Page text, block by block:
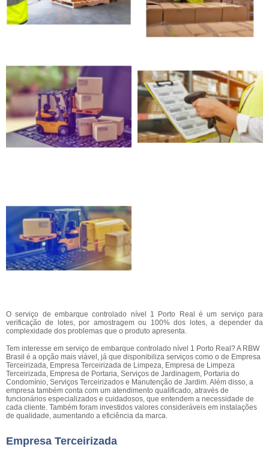
O serviço de embarque controlado nível 1 Porto Real é um serviço para
verificação de lotes, por amostragem ou 100% dos lotes, a depender da
complexidade dos problemas que o produto apresenta.
Tem interesse em serviço de embarque controlado nível 1 Porto Real? A RBW
Brasil é a opção mais viável, já que disponibiliza serviços como o de Empresa
Terceirizada, Empresa Terceirizada de Limpeza, Empresa de Limpeza
Terceirizada, Empresa de Portaria, Serviços de Jardinagem, Portaria do
Condomínio, Serviços Terceirizados e Manutenção de Jardim. Além disso, a
empresa também conta com um atendimento qualificado, através de
funcionários especializados e cuidadosos, que entendem a necessidade de
cada cliente. Também foram investidos valores consideráveis em instalações
de qualidade, aumentando a eficiência da marca.
Empresa Terceirizada